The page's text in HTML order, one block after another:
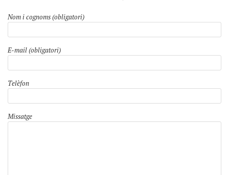
Nom i cognoms (obligatori)
E-mail (obligatori)
Telèfon
Missatge